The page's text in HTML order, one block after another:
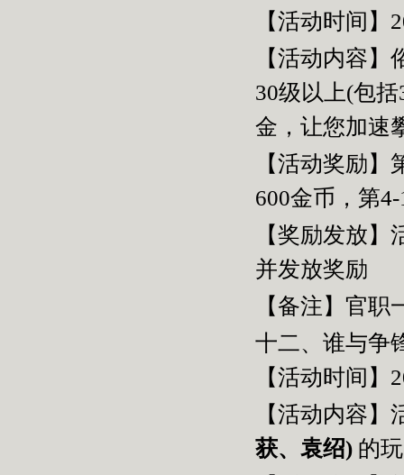
【活动时间】
【活动内容
30级以上(包括
金，让您加速
【活动奖励】
600金币，第4-
【奖励发放】
并发放奖励
【备注】官
十二、谁与争
【活动时间】
【活动内容
获、袁绍) 的